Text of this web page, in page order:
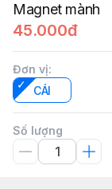
Magnet mành
45.000đ
Đơn vị:
CÁI
Số lượng